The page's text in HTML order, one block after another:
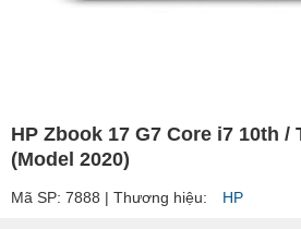
HP Zbook 17 G7 Core i7 10th /
(Model 2020)
Mã SP: 7888 | Thương hiệu: HP